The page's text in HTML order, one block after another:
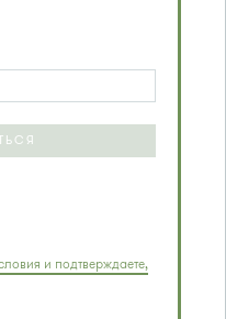
и подтверждаете,